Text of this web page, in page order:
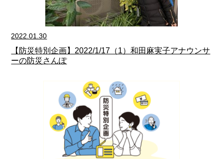
2022.01.30
【防災特別企画】2022/1/17（1）和田麻実子アナウンサ
ーの防災さんぽ